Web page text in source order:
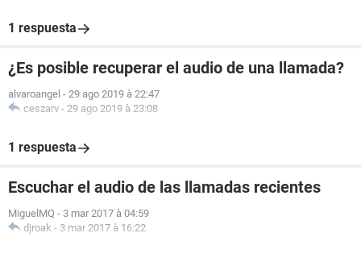
1 respuesta
¿Es posible recuperar el audio de una llamada?
alvaroangel - 29 ago 2019 à 22:47
ceszarv - 29 ago 2019 à 23:08
1 respuesta
Escuchar el audio de las llamadas recientes
MiguelMQ - 3 mar 2017 à 04:59
djroak - 3 mar 2017 à 16:22